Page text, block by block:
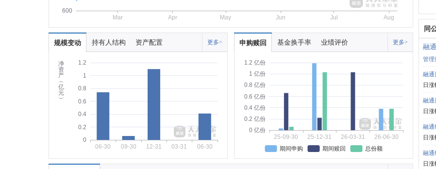
600
Mar
Apr May Jun Jul Aug
规模变动 持有人结构 资产配置 更多>
净
资
产
︵
亿
元
︶
0
0.2
0.4
0.6
0.8
1
1.2
06-30 09-30 12-31 03-31 06-30
申购赎回 基金换手率 业绩评价 更多>
0 亿份
0.2 亿份
0.4 亿份
0.6 亿份
0.8 亿份
1 亿份
1.2 亿份
25-09-30 25-12-31 26-03-31
26-06-30
期间申购
期间赎回 总份额
同
融
管理
融通
日涨
融通
日涨
融通
日涨
融通
日涨